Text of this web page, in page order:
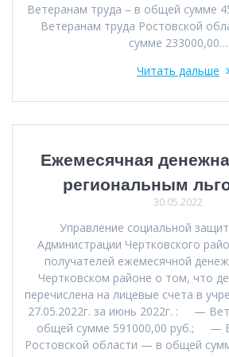
Ветеранам труда – в общей
Ветеранам труда Ростовской
сумме 233000,00…
Читать дальше
Ежемесячная
региональным
30.05.2022
Управление социальной
Администрации Чертковского
получателей ежемесячной
Чертковском районе о том, что
перечислена на лицевые счета в
27.05.2022г. за июнь 2022г. : —
общей сумме 591000,00 руб.; —
Ростовской области — в общей